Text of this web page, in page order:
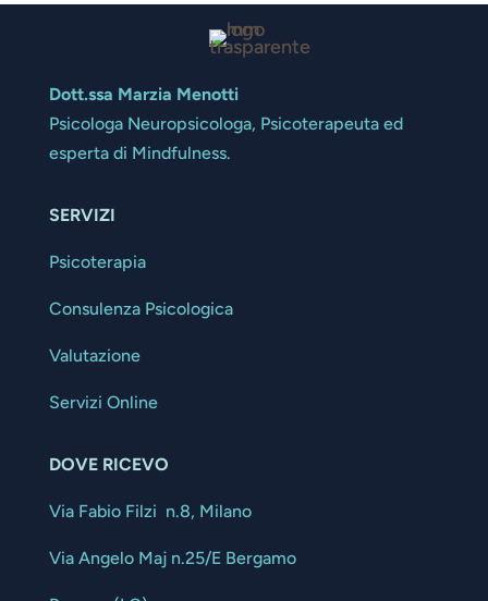
Dott.ssa Marzia Menotti
Psicologa Neuropsicologa, Psicoterapeuta ed
esperta di Mindfulness.
SERVIZI
Psicoterapia
Consulenza Psicologica
Valutazione
Servizi Online
DOVE RICEVO
Via Fabio Filzi n.8, Milano
Via Angelo Maj n.25/E Bergamo